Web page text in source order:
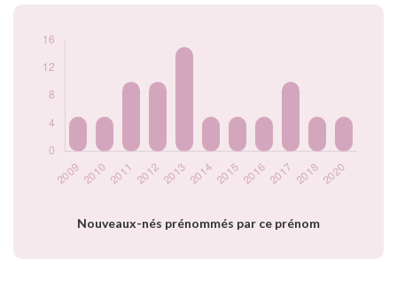
Nouveaux-nés prénommés par ce prénom
prénom Aimery par
2020